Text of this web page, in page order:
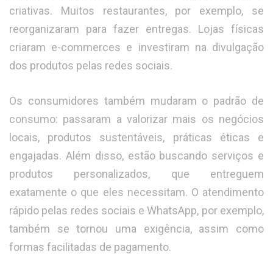
criativas. Muitos restaurantes, por exemplo, se
reorganizaram para fazer entregas. Lojas físicas
criaram e-commerces e investiram na divulgação
dos produtos pelas redes sociais.
Os consumidores também mudaram o padrão de
consumo: passaram a valorizar mais os negócios
locais, produtos sustentáveis, práticas éticas e
engajadas. Além disso, estão buscando serviços e
produtos personalizados, que entreguem
exatamente o que eles necessitam. O atendimento
rápido pelas redes sociais e WhatsApp, por exemplo,
também se tornou uma exigência, assim como
formas facilitadas de pagamento.